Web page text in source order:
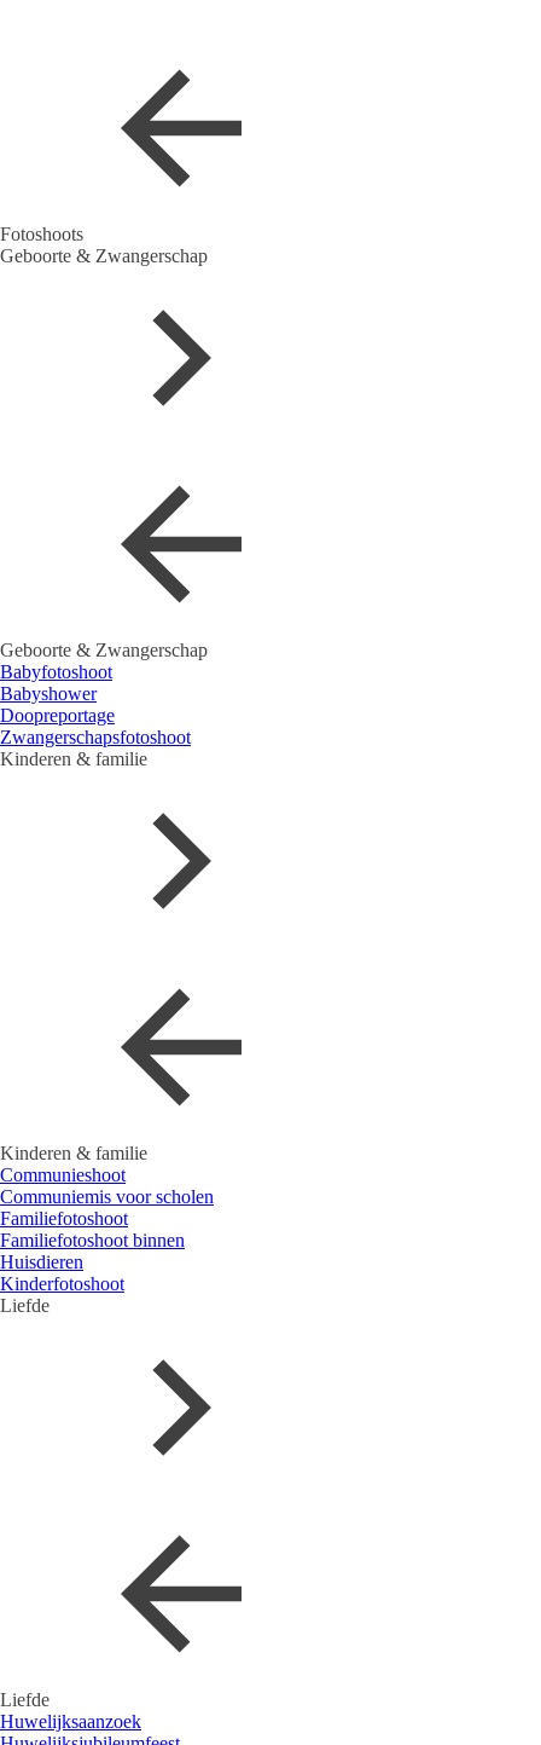
Fotoshoots
Geboorte & Zwangerschap
Geboorte & Zwangerschap
Babyfotoshoot
Babyshower
Doopreportage
Zwangerschapsfotoshoot
Kinderen & familie
Kinderen & familie
Communieshoot
Communiemis voor scholen
Familiefotoshoot
Familiefotoshoot binnen
Huisdieren
Kinderfotoshoot
Liefde
Liefde
Huwelijksaanzoek